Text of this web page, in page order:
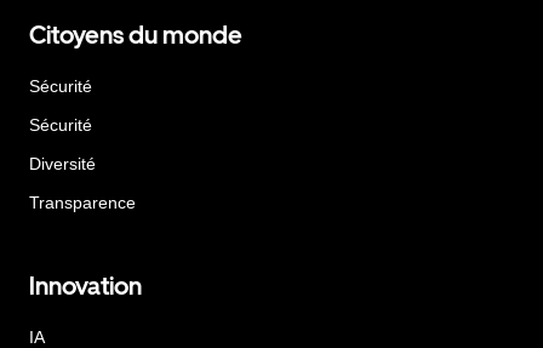
Citoyens du monde
Sécurité
Sécurité
Diversité
Transparence
Innovation
IA